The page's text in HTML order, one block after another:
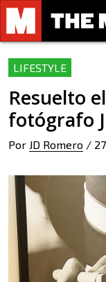
LIFESTYLE
Resuelto
fotógrafo
Por JD Romero /